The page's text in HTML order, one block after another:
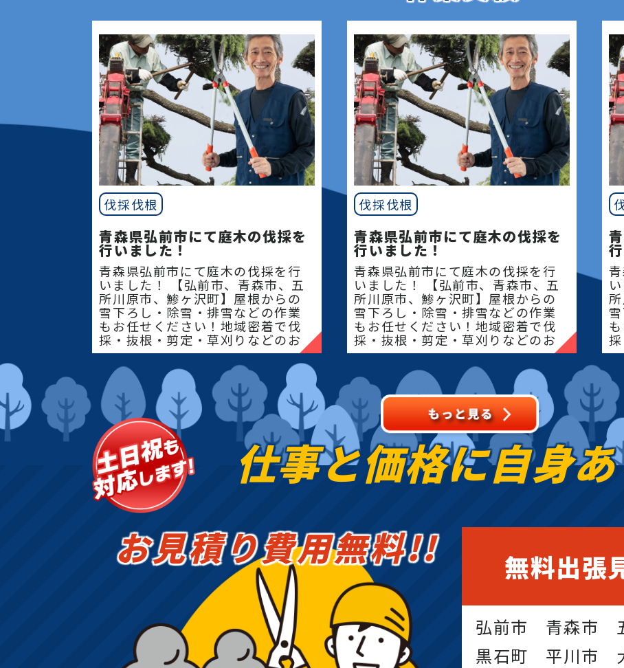
伐採伐根
青森県弘前市にて庭木の伐採を
行いました！
青森県弘前市にて庭木の伐採を行
いました！ 【弘前市、青森市、五
所川原市、鯵ヶ沢町】屋根からの
雪下ろし・除雪・排雪などの作業
もお任せください！地域密着で伐
採・抜根・剪定・草刈りなどのお
庭のこと、造園・
伐採伐根
青森県弘前市にて庭木の伐採を
行いました！
青森県弘前市にて庭木の伐採を行
いました！ 【弘前市、青森市、五
所川原市、鯵ヶ沢町】屋根からの
雪下ろし・除雪・排雪などの作業
もお任せください！地域密着で伐
採・抜根・剪定・草刈りなどのお
庭のこと、造園・
仕事と価格に自身
お見積り費用無料!! 無料出張
弘前市 青森市
黒石町 平川市